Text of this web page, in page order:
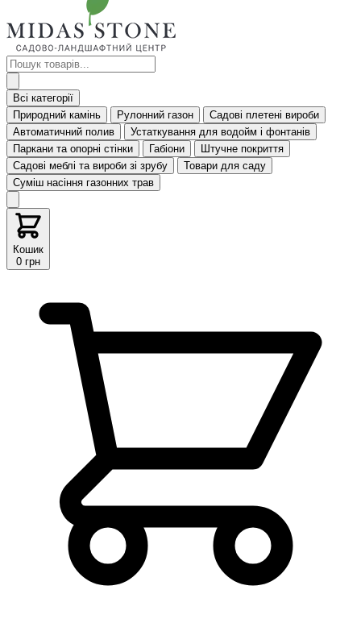
Всі категорії
Природний камінь
Рулонний газон
Садові плетені вироби
Автоматичний полив
Устаткування для водойм і фонтанів
Паркани та опорні стінки
Габіони
Штучне покриття
Садові меблі та вироби зі зрубу
Товари для саду
Суміш насіння газонних трав
Кошик
0 грн